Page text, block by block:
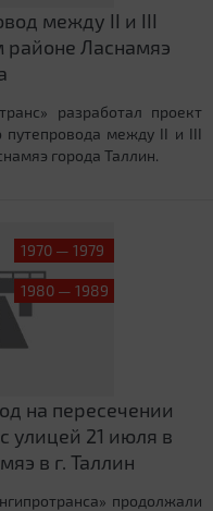
между II и III
Ласнамяэ
разработал проект
путепровода между II и III
города Таллин.
1970 — 1979
1980 — 1989
на пересечении
улицей 21 июля в
в г. Таллин
продолжали